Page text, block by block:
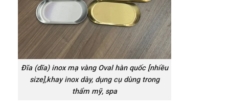
Đĩa (dĩa) inox mạ vàng Oval hàn quốc [nhiều
size],khay inox dày, dụng cụ dùng trong
thẩm mỹ, spa